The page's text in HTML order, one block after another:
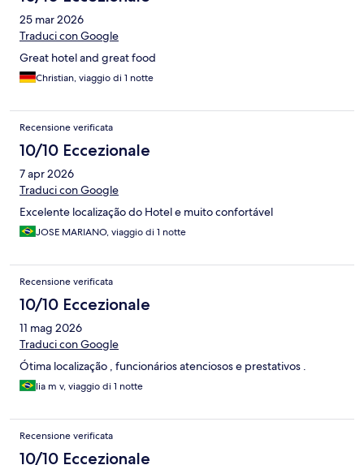
25 mar 2026
Traduci con Google
Great hotel and great food
Christian, viaggio di 1 notte
Recensione verificata
10/10 Eccezionale
7 apr 2026
Traduci con Google
Excelente localização do Hotel e muito confortável
JOSE MARIANO, viaggio di 1 notte
Recensione verificata
10/10 Eccezionale
11 mag 2026
Traduci con Google
Ótima localização , funcionários atenciosos e prestativos .
lia m v, viaggio di 1 notte
Recensione verificata
10/10 Eccezionale